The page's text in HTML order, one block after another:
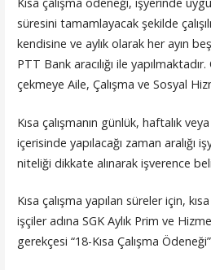
süresini tamamlayacak şekilde
kendisine ve aylık olarak her ayın
PTT Bank aracılığı ile
çekmeye Aile, Çalışma ve Sosyal
Kısa çalışmanın günlük, haftalık
içerisinde yapılacağı zaman aralığı
niteliği dikkate alınarak işverence
Kısa çalışma yapılan süreler için,
işçiler adına SGK Aylık Prim ve
gerekçesi “18-Kısa Çalışma